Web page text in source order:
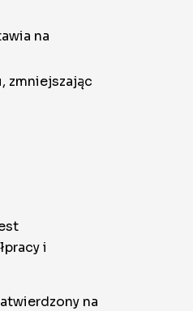
na
zmniejszając
i
na